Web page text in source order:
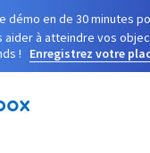
démo en de 30 minutes
aider à atteindre vos
!
Enregistrez votre